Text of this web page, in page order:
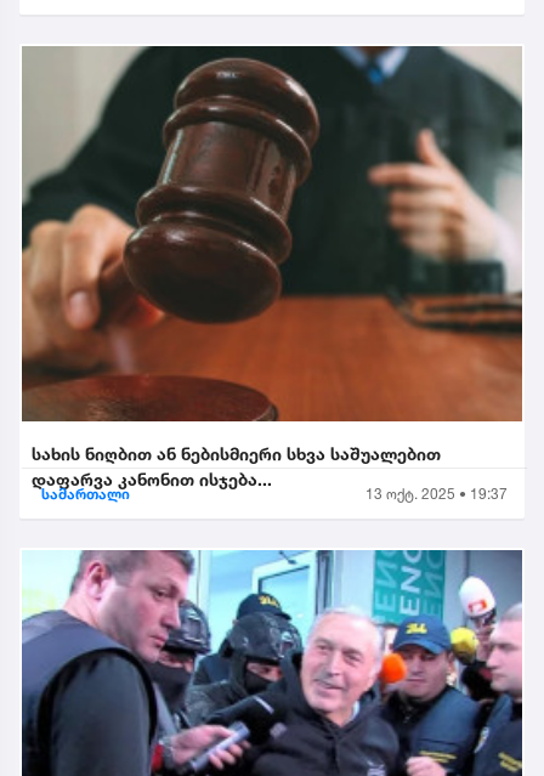
სახის ნიღბით ან ნებისმიერი სხვა საშუალებით
დაფარვა კანონით ისჯება...
სამართალი 13 ოქტ. 2025 • 19:37